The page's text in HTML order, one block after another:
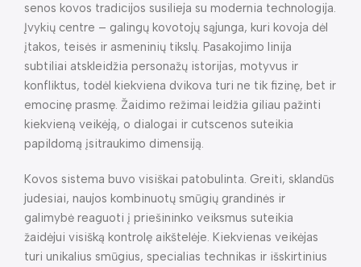
senos kovos tradicijos susilieja su modernia technologija.
Įvykių centre – galingų kovotojų sąjunga, kuri kovoja dėl
įtakos, teisės ir asmeninių tikslų. Pasakojimo linija
subtiliai atskleidžia personažų istorijas, motyvus ir
konfliktus, todėl kiekviena dvikova turi ne tik fizinę, bet ir
emocinę prasmę. Žaidimo režimai leidžia giliau pažinti
kiekvieną veikėją, o dialogai ir cutscenos suteikia
papildomą įsitraukimo dimensiją.
Kovos sistema buvo visiškai patobulinta. Greiti, sklandūs
judesiai, naujos kombinuotų smūgių grandinės ir
galimybė reaguoti į priešininko veiksmus suteikia
žaidėjui visišką kontrolę aikštelėje. Kiekvienas veikėjas
turi unikalius smūgius, specialias technikas ir išskirtinius